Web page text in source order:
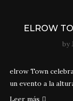
ELROW
by
elrow Town
un evento a la
Leer más